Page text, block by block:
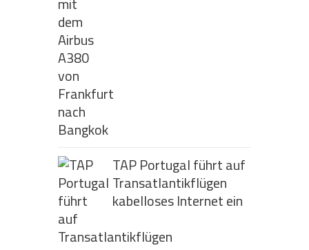
TAP Portugal führt auf
Transatlantikflügen
kabelloses Internet ein